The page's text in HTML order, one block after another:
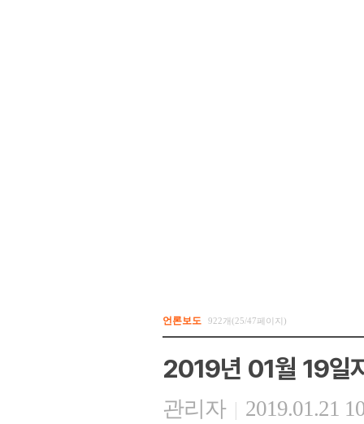
언론보도 922개(25/47페이지)
2019년 01월 19일
관리자 | 2019.01.21